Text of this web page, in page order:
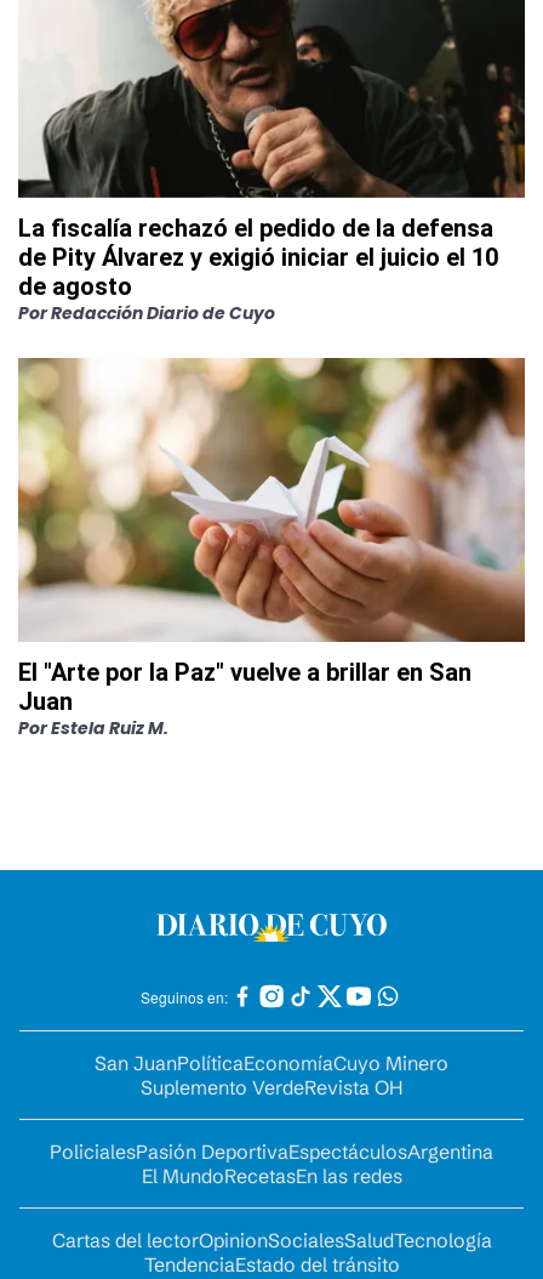
La fiscalía rechazó el pedido de la defensa
de Pity Álvarez y exigió iniciar el juicio el 10
de agosto
PorRedacción Diario de Cuyo
El "Arte por la Paz" vuelve a brillar en San
Juan
PorEstela Ruiz M.
Seguinos en:
San JuanPolíticaEconomíaCuyo Minero
Suplemento VerdeRevista OH
PolicialesPasión DeportivaEspectáculosArgentina
El MundoRecetasEn las redes
Cartas del lectorOpinionSocialesSaludTecnología
TendenciaEstado del tránsito